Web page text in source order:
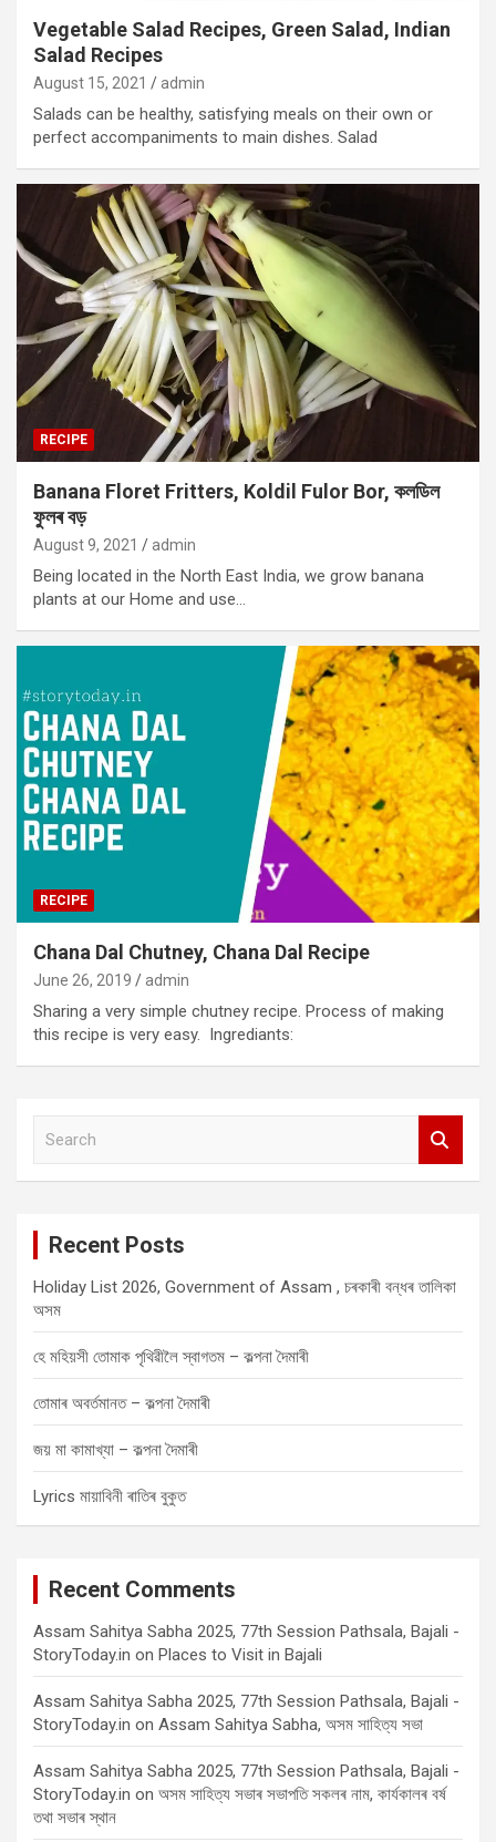
Vegetable Salad Recipes, Green Salad, Indian
Salad Recipes
August 15, 2021 admin
Salads can be healthy, satisfying meals on their own or
perfect accompaniments to main dishes. Salad
RECIPE
Banana Floret Fritters, Koldil Fulor Bor, কলডিল
ফুলৰ বড়
August 9, 2021 admin
Being located in the North East India, we grow banana
plants at our Home and use…
RECIPE
Chana Dal Chutney, Chana Dal Recipe
June 26, 2019 admin
Sharing a very simple chutney recipe. Process of making
this recipe is very easy. Ingrediants:
Recent Posts
Holiday List 2026, Government of Assam , চৰকাৰী বন্ধৰ তালিকা
অসম
হে মহিয়সী তোমাক পৃথিৱীলৈ স্বাগতম – কল্পনা দৈমাৰী
তোমাৰ অবৰ্তমানত – কল্পনা দৈমাৰী
জয় মা কামাখ্যা – কল্পনা দৈমাৰী
Lyrics মায়াবিনী ৰাতিৰ বুকুত
Recent Comments
Assam Sahitya Sabha 2025, 77th Session Pathsala, Bajali -
StoryToday.in on Places to Visit in Bajali
Assam Sahitya Sabha 2025, 77th Session Pathsala, Bajali -
StoryToday.in on Assam Sahitya Sabha, অসম সাহিত্য সভা
Assam Sahitya Sabha 2025, 77th Session Pathsala, Bajali -
StoryToday.in on অসম সাহিত্য সভাৰ সভাপতি সকলৰ নাম, কাৰ্যকালৰ বৰ্ষ
তথা সভাৰ স্থান